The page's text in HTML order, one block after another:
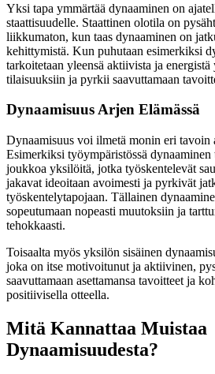
Yksi tapa ymmärtää dynaaminen on
staattisuudelle. Staattinen olotila on
liikkumaton, kun taas dynaaminen on
kehittymistä. Kun puhutaan esimerkiksi
tarkoitetaan yleensä aktiivista ja
tilaisuuksiin ja pyrkii saavuttamaan
Dynaamisuus Arjen Elämässä
Dynaamisuus voi ilmetä monin eri tavoin
Esimerkiksi työympäristössä
joukkoa yksilöitä, jotka työskentelevät
jakavat ideoitaan avoimesti ja pyrkivät
työskentelytapojaan. Tällainen
sopeutumaan nopeasti muutoksiin ja
tehokkaasti.
Toisaalta myös yksilön sisäinen
joka on itse motivoitunut ja aktiivinen,
saavuttamaan asettamansa tavoitteet ja
positiivisella otteella.
Mitä Kannattaa Muistaa
Dynaamisuudesta?